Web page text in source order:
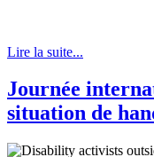
Lire la suite...
Journée
situation de